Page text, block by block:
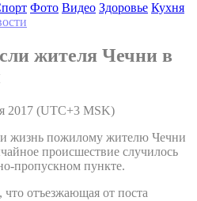
Фото Видео Здоровье Кухня
жителя Чечни в
2017 (UTC+3 MSK)
жизнь пожилому жителю Чечни
происшествие случилось
пропускном пункте.
отъезжающая от поста